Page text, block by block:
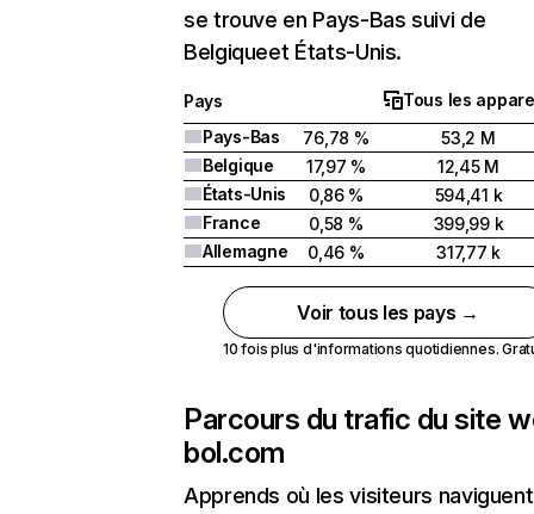
se trouve en Pays-Bas suivi de
Belgiqueet États-Unis.
Pays
Tous les
Pays-Bas
76,78 %
53,2 M
Belgique
17,97 %
12,45 M
États-Unis
0,86 %
594,41 k
France
0,58 %
399,99 k
Allemagne
0,46 % 317,77 k
Voir tous les pays →
10 fois plus d'informations quotidiennes.
Parcours du trafic du site
bol.com
Apprends où les visiteurs naviguent